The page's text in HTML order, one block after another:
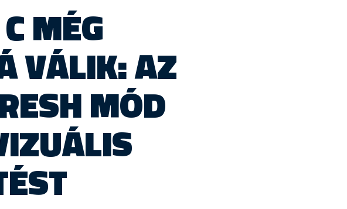
MÉG
VÁLIK: AZ
MÓD